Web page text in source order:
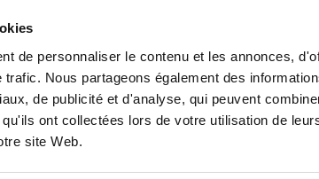
de personnaliser le contenu et les annonces,
Nous partageons également des
de publicité et d'analyse, qui peuvent
ont collectées lors de votre utilisation de
site Web.
du